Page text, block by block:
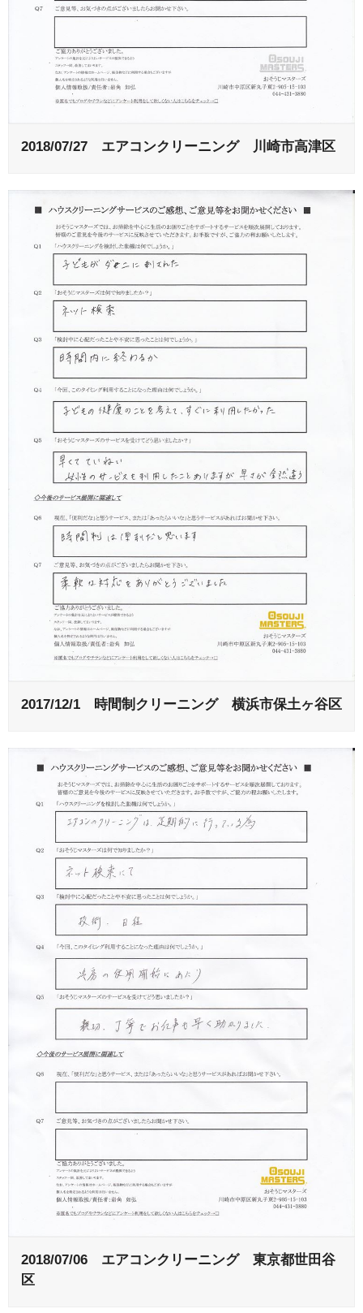
2018/07/27 エアコンクリーニング 川崎市高津区
2017/12/1 時間制クリーニング 横浜市保土ヶ谷区
2018/07/06 エアコンクリーニング 東京都世田谷
区